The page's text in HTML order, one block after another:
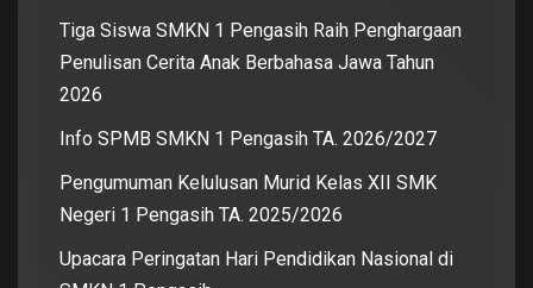
Tiga Siswa SMKN 1 Pengasih Raih Penghargaan
Penulisan Cerita Anak Berbahasa Jawa Tahun
2026
Info SPMB SMKN 1 Pengasih TA. 2026/2027
Pengumuman Kelulusan Murid Kelas XII SMK
Negeri 1 Pengasih TA. 2025/2026
Upacara Peringatan Hari Pendidikan Nasional di